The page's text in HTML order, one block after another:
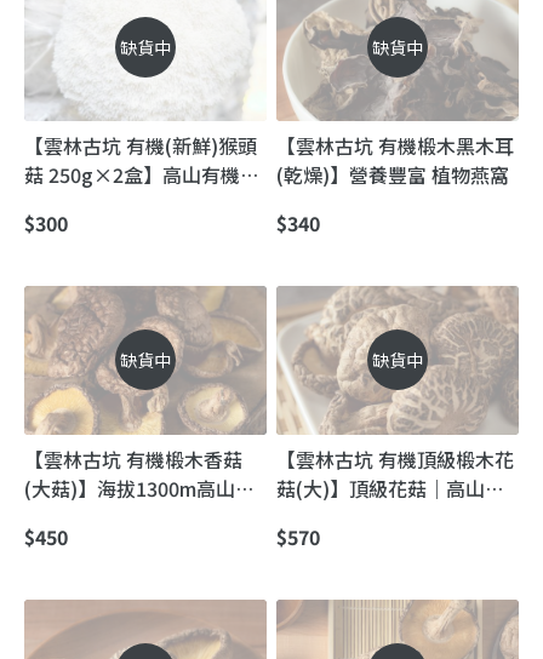
缺貨中
【雲林古坑 有機(新鮮)猴頭
菇 250g×2盒】高山有機猴
懂的「素中葷」
$300
缺貨中
【雲林古坑 有機椴木黑木耳
(乾燥)】營養豐富 植物燕窩
$340
缺貨中
【雲林古坑 有機椴木香菇
(大菇)】海拔1300m高山有
烘，香氣一開就回不去
$450
缺貨中
【雲林古坑 有機頂級椴木花
菇(大)】頂級花菇｜高山冬
「素鮑魚」
$570